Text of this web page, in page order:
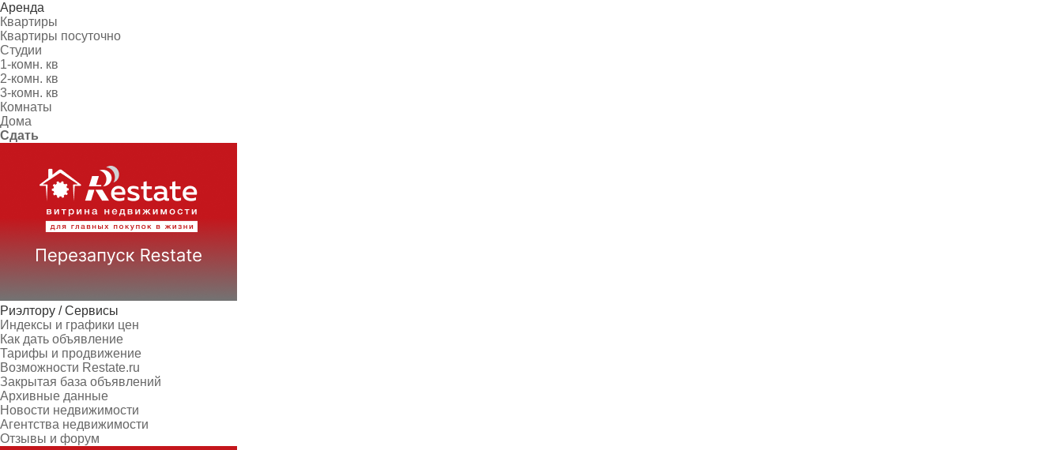
Аренда
Квартиры
Квартиры посуточно
Студии
1-комн. кв
2-комн. кв
3-комн. кв
Комнаты
Дома
Сдать
Риэлтору / Сервисы
Индексы и графики цен
Как дать объявление
Тарифы и продвижение
Возможности Restate.ru
Закрытая база объявлений
Архивные данные
Новости недвижимости
Агентства недвижимости
Отзывы и форум